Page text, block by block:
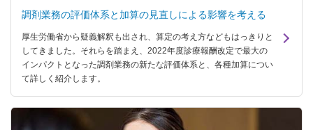
調剤業務の評価体系と加算の見直しによる影響を考える
厚生労働省から疑義解釈も出され、算定の考え方などもはっきりと
してきました。それらを踏まえ、2022年度診療報酬改定で最大の
インパクトとなった調剤業務の新たな評価体系と、各種加算につい
て詳しく紹介します。